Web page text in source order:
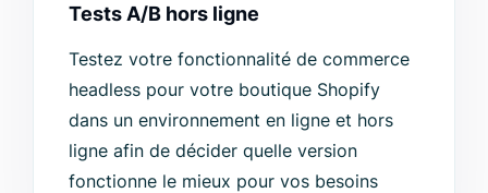
Tests A/B hors ligne
Testez votre fonctionnalité de commerce
headless pour votre boutique Shopify
dans un environnement en ligne et hors
ligne afin de décider quelle version
fonctionne le mieux pour vos besoins